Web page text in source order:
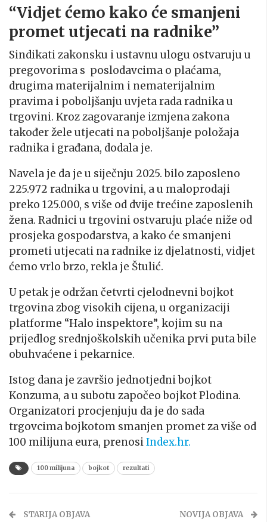
“Vidjet ćemo kako će smanjeni
promet utjecati na radnike”
Sindikati zakonsku i ustavnu ulogu ostvaruju u
pregovorima s poslodavcima o plaćama,
drugima materijalnim i nematerijalnim
pravima i poboljšanju uvjeta rada radnika u
trgovini. Kroz zagovaranje izmjena zakona
također žele utjecati na poboljšanje položaja
radnika i građana, dodala je.
Navela je da je u siječnju 2025. bilo zaposleno
225.972 radnika u trgovini, a u maloprodaji
preko 125.000, s više od dvije trećine zaposlenih
žena. Radnici u trgovini ostvaruju plaće niže od
prosjeka gospodarstva, a kako će smanjeni
prometi utjecati na radnike iz djelatnosti, vidjet
ćemo vrlo brzo, rekla je Štulić.
U petak je održan četvrti cjelodnevni bojkot
trgovina zbog visokih cijena, u organizaciji
platforme “Halo inspektore”, kojim su na
prijedlog srednjoškolskih učenika prvi puta bile
obuhvaćene i pekarnice.
Istog dana je završio jednotjedni bojkot
Konzuma, a u subotu započeo bojkot Plodina.
Organizatori procjenjuju da je do sada
trgovcima bojkotom smanjen promet za više od
100 milijuna eura, prenosiIndex.hr.
100 milijuna bojkot rezultati
STARIJA OBJAVA NOVIJA OBJAVA